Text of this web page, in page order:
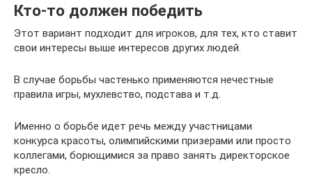
Кто-то должен победить
Этот вариант подходит для игроков, для тех, кто ставит
свои интересы выше интересов других людей.
В случае борьбы частенько применяются нечестные
правила игры, мухлевство, подстава и т.д.
Именно о борьбе идет речь между участницами
конкурса красоты, олимпийскими призерами или просто
коллегами, борющимися за право занять директорское
кресло.